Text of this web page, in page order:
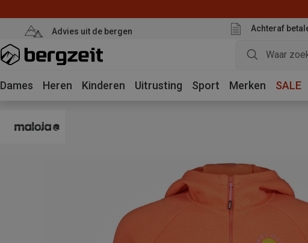
Advies uit de bergen Achteraf
Dames Heren Kinderen Uitrusting Sport Merken SALE